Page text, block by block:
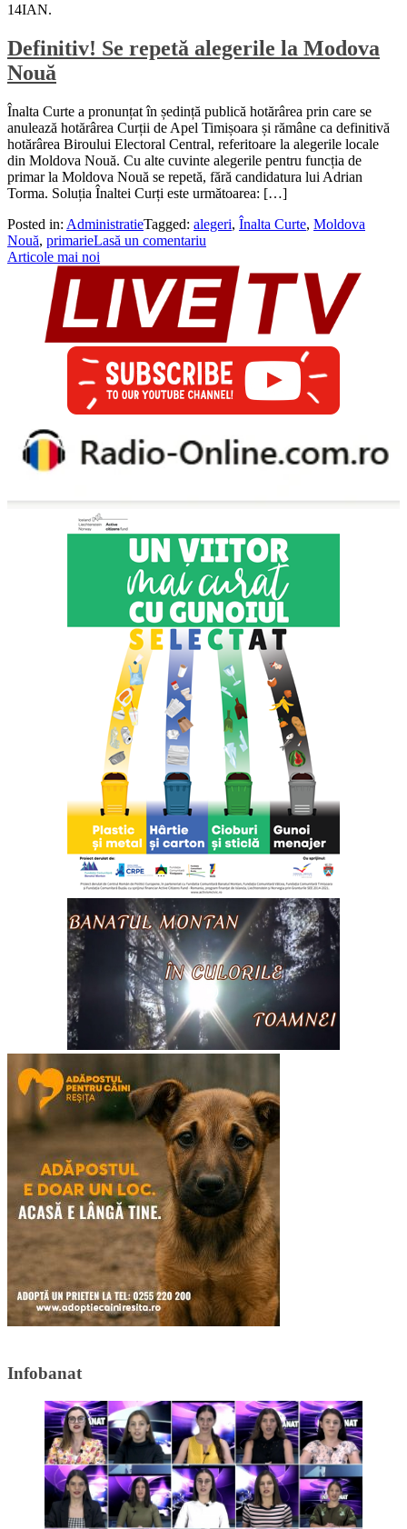
14IAN.
Definitiv! Se repetă alegerile la Modova
Nouă
Înalta Curte a pronunțat în ședință publică hotărârea prin care se
anulează hotărârea Curții de Apel Timișoara și rămâne ca definitivă
hotărârea Biroului Electoral Central, referitoare la alegerile locale
din Moldova Nouă. Cu alte cuvinte alegerile pentru funcția de
primar la Moldova Nouă se repetă, fără candidatura lui Adrian
Torma. Soluția Înaltei Curți este următoarea: […]
Posted in: AdministratieTagged: alegeri, Înalta Curte, Moldova
Nouă, primarieLasă un comentariu
Navigare
articole
Articole mai noi
Infobanat